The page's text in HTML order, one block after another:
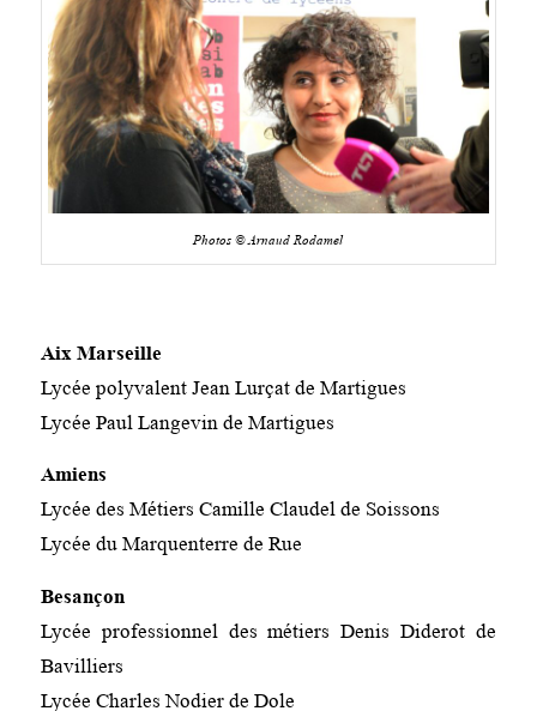
Photos © Arnaud Rodamel
Aix Marseille
Lycée polyvalent Jean Lurçat de Martigues
Lycée Paul Langevin de Martigues
Amiens
Lycée des Métiers Camille Claudel de Soissons
Lycée du Marquenterre de Rue
Besançon
Lycée professionnel des métiers Denis Diderot de
Bavilliers
Lycée Charles Nodier de Dole